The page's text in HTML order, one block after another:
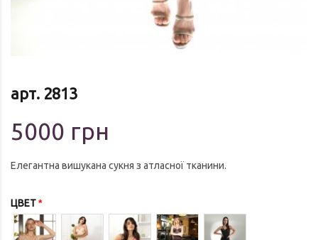
арт. 2813
5000 грн
Елегантна вишукана сукня з атласної тканини.
ЦВЕТ